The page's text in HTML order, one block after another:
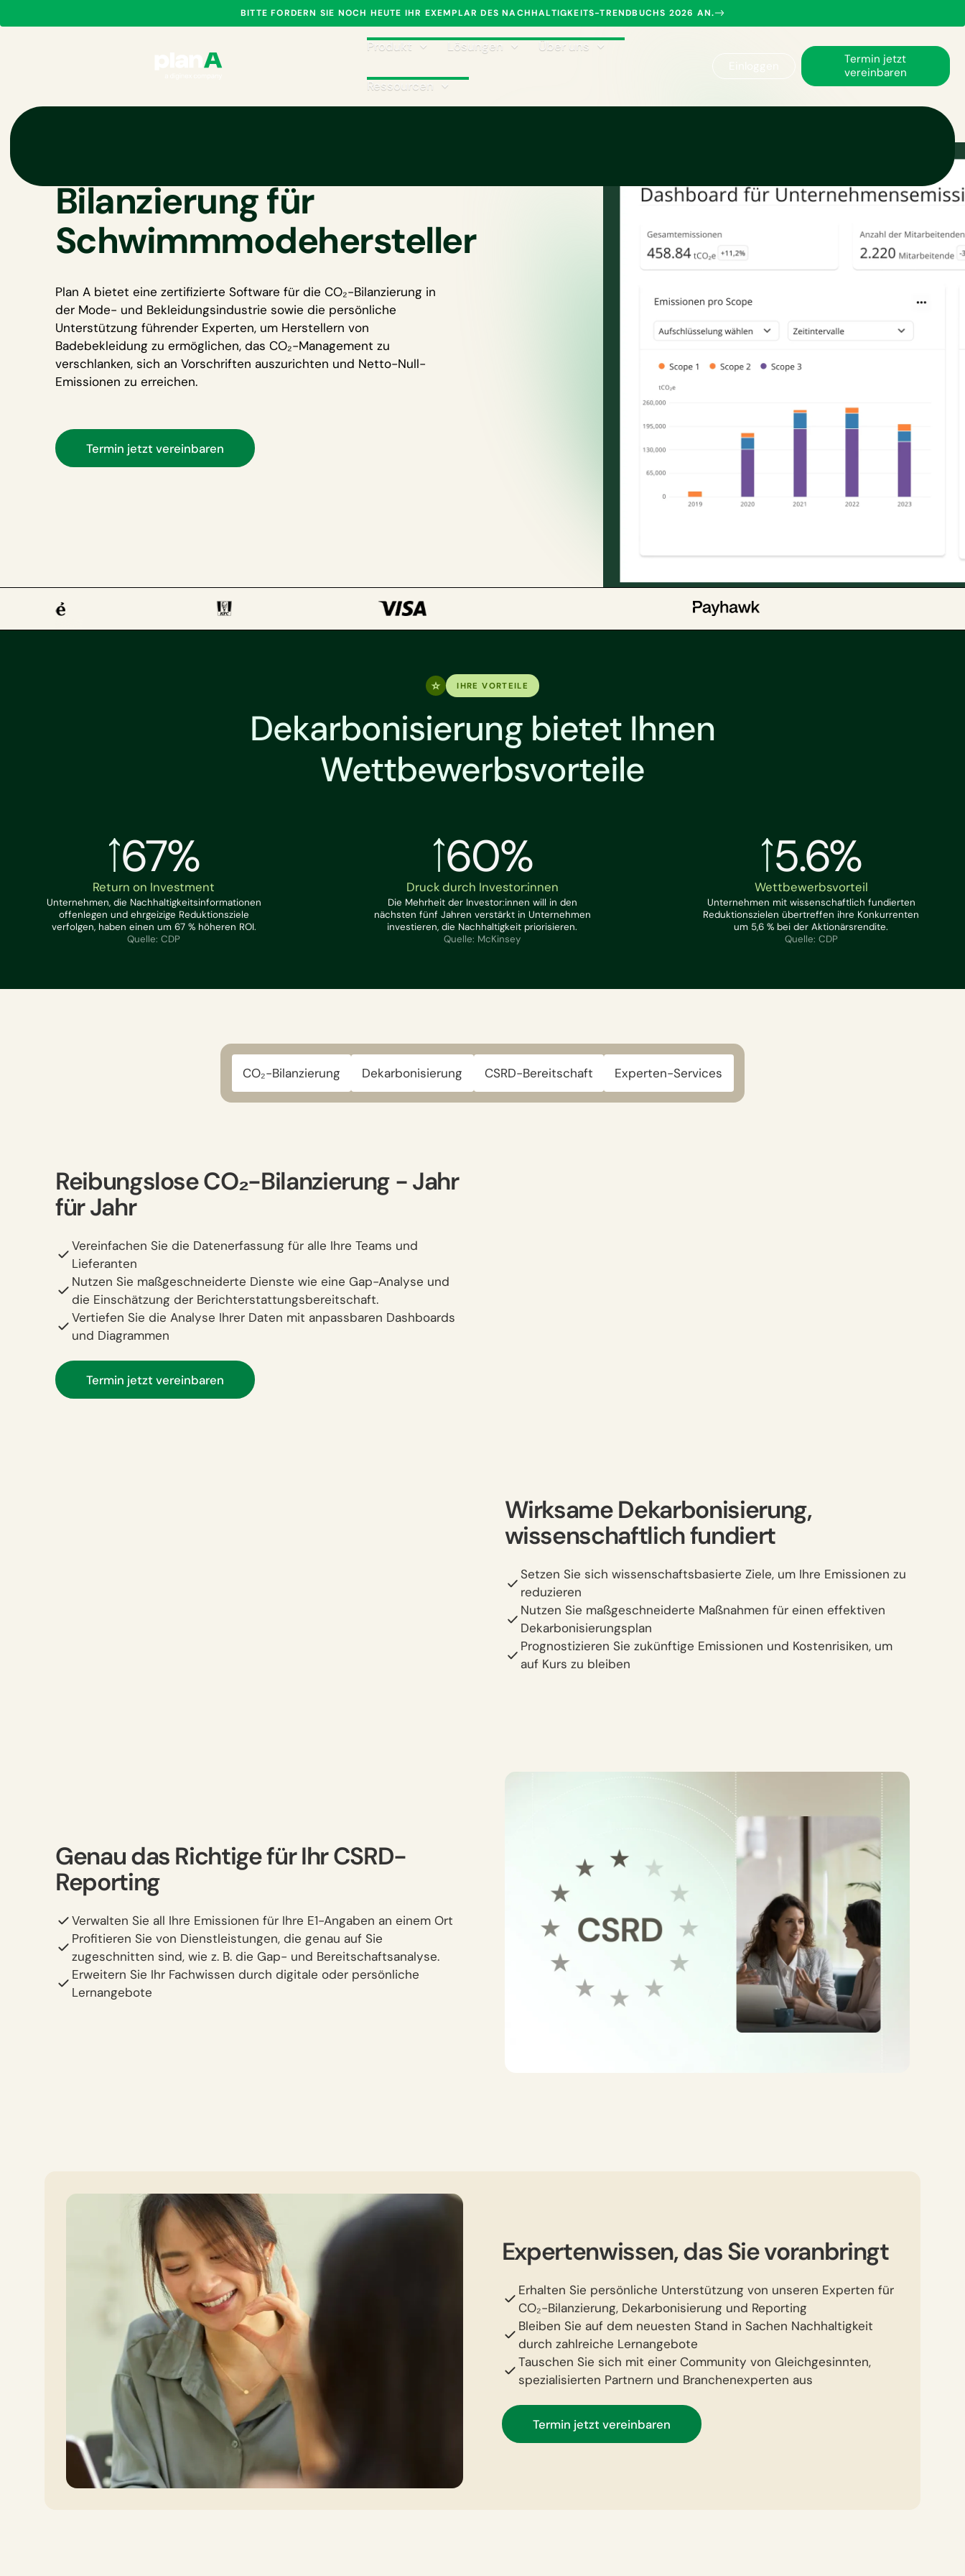
BITTE FORDERN SIE NOCH HEUTE IHR EXEMPLAR DES NACHHALTIGKEITS-TRENDBUCHS 2026 AN.
Produkt Lösungen Über uns
Ressourcen
Termin jetzt
vereinbaren
Bilanzierung für
Schwimmmodehersteller
Plan A bietet eine zertifizierte Software für die CO₂-Bilanzierung in
der Mode- und Bekleidungsindustrie sowie die persönliche
Unterstützung führender Experten, um Herstellern von
Badebekleidung zu ermöglichen, das CO₂-Management zu
verschlanken, sich an Vorschriften auszurichten und Netto-Null-
Emissionen zu erreichen.
Termin jetzt vereinbaren
IHRE VORTEILE
Dekarbonisierung bietet Ihnen
Wettbewerbsvorteile
67%
Return on Investment
Unternehmen, die Nachhaltigkeitsinformationen
offenlegen und ehrgeizige Reduktionsziele
verfolgen, haben einen um 67 % höheren ROI.
Quelle: CDP
60%
Druck durch Investor:innen
Die Mehrheit der Investor:innen will in den
nächsten fünf Jahren verstärkt in Unternehmen
investieren, die Nachhaltigkeit priorisieren.
Quelle: McKinsey
5.6%
Wettbewerbsvorteil
Unternehmen mit wissenschaftlich fundierten
Reduktionszielen übertreffen ihre Konkurrenten
um 5,6 % bei der Aktionärsrendite.
Quelle: CDP
CO₂-Bilanzierung Dekarbonisierung CSRD-Bereitschaft Experten-Services
Reibungslose CO₂-Bilanzierung − Jahr
für Jahr
Vereinfachen Sie die Datenerfassung für alle Ihre Teams und
Lieferanten
Nutzen Sie maßgeschneiderte Dienste wie eine Gap-Analyse und
die Einschätzung der Berichterstattungsbereitschaft.
Vertiefen Sie die Analyse Ihrer Daten mit anpassbaren Dashboards
und Diagrammen
Termin jetzt vereinbaren
Wirksame Dekarbonisierung,
wissenschaftlich fundiert
Setzen Sie sich wissenschaftsbasierte Ziele, um Ihre Emissionen zu
reduzieren
Nutzen Sie maßgeschneiderte Maßnahmen für einen effektiven
Dekarbonisierungsplan
Prognostizieren Sie zukünftige Emissionen und Kostenrisiken, um
auf Kurs zu bleiben
Genau das Richtige für Ihr CSRD-
Reporting
Verwalten Sie all Ihre Emissionen für Ihre E1-Angaben an einem Ort
Profitieren Sie von Dienstleistungen, die genau auf Sie
zugeschnitten sind, wie z. B. die Gap- und Bereitschaftsanalyse.
Erweitern Sie Ihr Fachwissen durch digitale oder persönliche
Lernangebote
Expertenwissen, das Sie voranbringt
Erhalten Sie persönliche Unterstützung von unseren Experten für
CO₂-Bilanzierung, Dekarbonisierung und Reporting
Bleiben Sie auf dem neuesten Stand in Sachen Nachhaltigkeit
durch zahlreiche Lernangebote
Tauschen Sie sich mit einer Community von Gleichgesinnten,
spezialisierten Partnern und Branchenexperten aus
Termin jetzt vereinbaren